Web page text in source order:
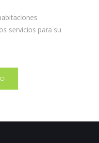
servicios para su